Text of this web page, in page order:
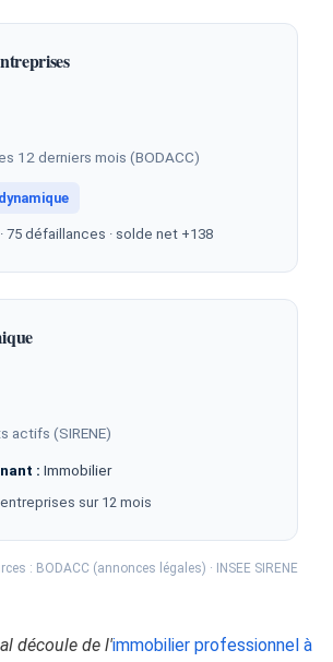
12 derniers mois (BODACC)
75 défaillances · solde net +138
actifs (SIRENE)
: Immobilier
sur 12 mois
: BODACC (annonces légales) · INSEE SIRENE
découle de l'immobilier professionnel à